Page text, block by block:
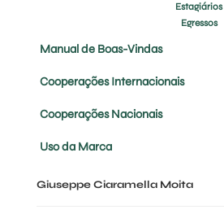
Estagiários
Egressos
Manual de Boas-Vindas
Cooperações Internacionais
Cooperações Nacionais
Uso da Marca
Giuseppe Ciaramella Moita